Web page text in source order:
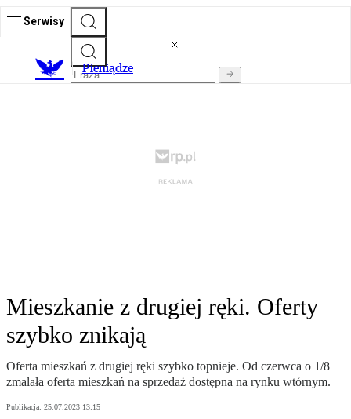
Serwisy
Pieniądze
Mieszkanie z drugiej ręki. Oferty
szybko znikają
Oferta mieszkań z drugiej ręki szybko topnieje. Od czerwca o 1/8
zmalała oferta mieszkań na sprzedaż dostępna na rynku wtórnym.
Publikacja: 25.07.2023 13:15